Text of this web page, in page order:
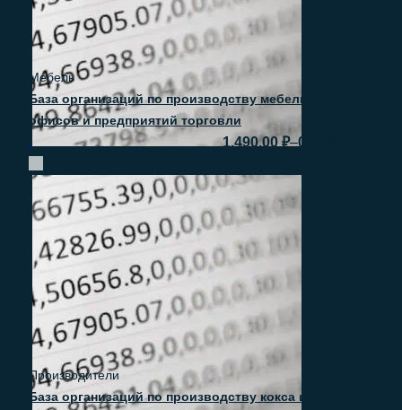
Быстрый просмотр
Мебель
База организаций по производству мебели для
офисов и предприятий торговли
0.00
–
1.490.00 ₽
Производители
База организаций по производству кокса и